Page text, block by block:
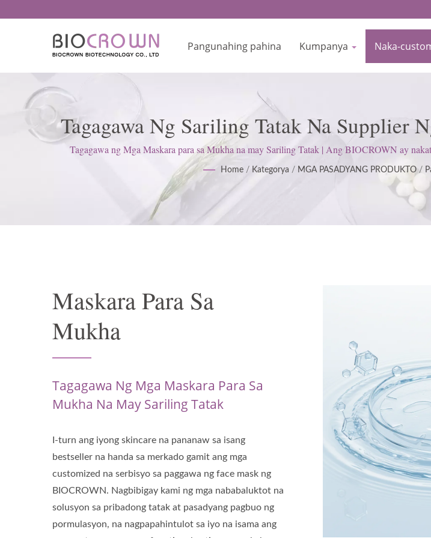
Pangunahing pahina Kumpanya Naka-
Tagagawa Ng Sariling Tatak Na Supplier
& GMP Certified Skincare
Tagagawa ng Mga Maskara para sa Mukha na may Sariling Tatak | Ang BIOCROWN ay
ISO22716 at mga Pamantayan ng Magandang Praktis sa Paggawa (GMP); pinapanatili
Home / Kategorya / MGA PASADYANG PRODUKTO /
Maskara Para Sa
Mukha
Tagagawa Ng Mga Maskara Para Sa
Mukha Na May Sariling Tatak
I-turn ang iyong skincare na pananaw sa isang
bestseller na handa sa merkado gamit ang mga
customized na serbisyo sa paggawa ng face mask ng
BIOCROWN. Nagbibigay kami ng mga nababaluktot na
solusyon sa pribadong tatak at pasadyang pagbuo ng
pormulasyon, na nagpapahintulot sa iyo na isama ang